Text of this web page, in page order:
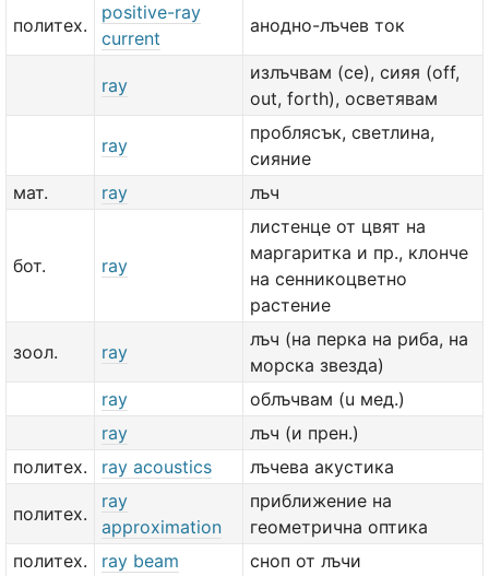
политех.
positive-ray
current
анодно-лъчев ток
ray
излъчвам (се), сияя (off,
out, forth), осветявам
ray
проблясък, светлина,
сияние
мат.
ray лъч
бот. ray
листенце от цвят на
маргаритка и пр., клонче
на сенникоцветно
растение
зоол. ray
лъч (на перка на риба, на
морска звезда)
ray
облъчвам (u мед.)
ray
лъч (и прен.)
политех.
ray acoustics лъчева акустика
политех.
ray
approximation
приближение на
геометрична оптика
политех.
ray beam
сноп от лъчи